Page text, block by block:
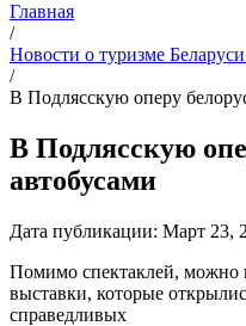
Главная
/
Новости о туризме
/
В Подлясскую оперу
В Подлясскую
автобусами
Дата публикации: Март 23,
Помимо спектаклей, можно
выставки, которые
справедливых